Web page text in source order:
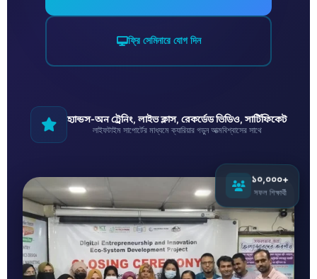
ফ্রি সেমিনারে যোগ দিন
হ্যান্ডস-অন ট্রেনিং, লাইভ ক্লাস, রেকর্ডেড ভিডিও, সার্টিফিকেট
লাইফটাইম সাপোর্টের মাধ্যমে ক্যারিয়ার গড়ুন আত্মবিশ্বাসের সাথে
১০,০০০+